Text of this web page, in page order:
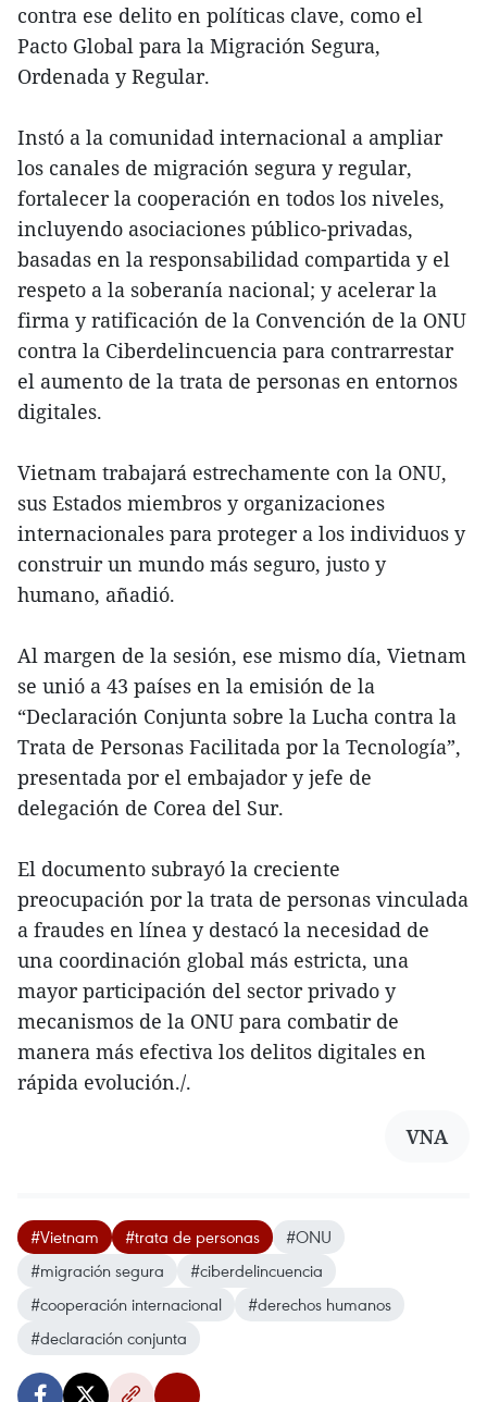
contra ese delito en políticas clave, como el
Pacto Global para la Migración Segura,
Ordenada y Regular.
Instó a la comunidad internacional a ampliar
los canales de migración segura y regular,
fortalecer la cooperación en todos los niveles,
incluyendo asociaciones público-privadas,
basadas en la responsabilidad compartida y el
respeto a la soberanía nacional; y acelerar la
firma y ratificación de la Convención de la ONU
contra la Ciberdelincuencia para contrarrestar
el aumento de la trata de personas en entornos
digitales.
Vietnam trabajará estrechamente con la ONU,
sus Estados miembros y organizaciones
internacionales para proteger a los individuos y
construir un mundo más seguro, justo y
humano, añadió.
Al margen de la sesión, ese mismo día, Vietnam
se unió a 43 países en la emisión de la
“Declaración Conjunta sobre la Lucha contra la
Trata de Personas Facilitada por la Tecnología”,
presentada por el embajador y jefe de
delegación de Corea del Sur.
El documento subrayó la creciente
preocupación por la trata de personas vinculada
a fraudes en línea y destacó la necesidad de
una coordinación global más estricta, una
mayor participación del sector privado y
mecanismos de la ONU para combatir de
manera más efectiva los delitos digitales en
rápida evolución./.
VNA
#Vietnam #trata de personas
#ONU
#migración segura
#ciberdelincuencia
#cooperación internacional
#derechos humanos
#declaración conjunta